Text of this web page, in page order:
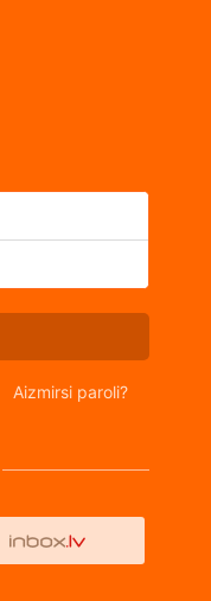
Aizmirsi paroli?